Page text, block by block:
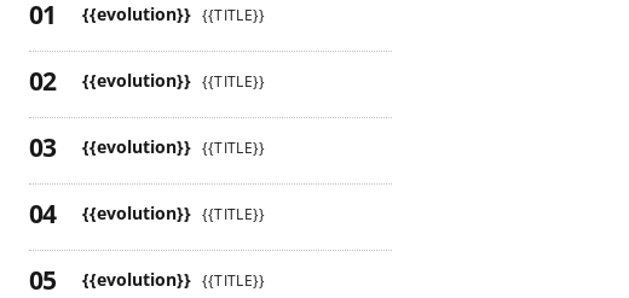
{{evolution}} {{TITLE}}
{{evolution}} {{TITLE}}
{{evolution}} {{TITLE}}
{{evolution}} {{TITLE}}
{{evolution}} {{TITLE}}